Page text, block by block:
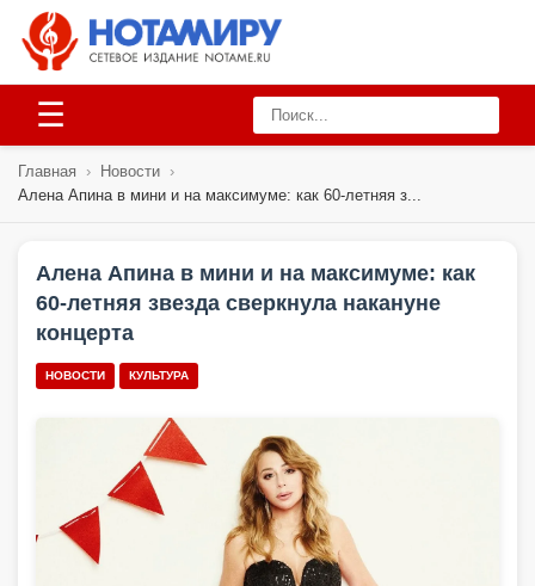
☰
Главная › Новости ›
Алена Апина в мини и на максимуме: как 60-летняя з...
Алена Апина в мини и на максимуме: как
60-летняя звезда сверкнула накануне
концерта
НОВОСТИ КУЛЬТУРА